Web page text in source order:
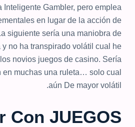
Inteligente Gambler, pero emplea
en lugar de la acción de
siguiente sería una maniobra de
y no ha transpirado volátil cual he
novios juegos de casino. Serí­a
en muchas una ruleta… solo cual
aún De mayor volátil.
Con JUEGOS